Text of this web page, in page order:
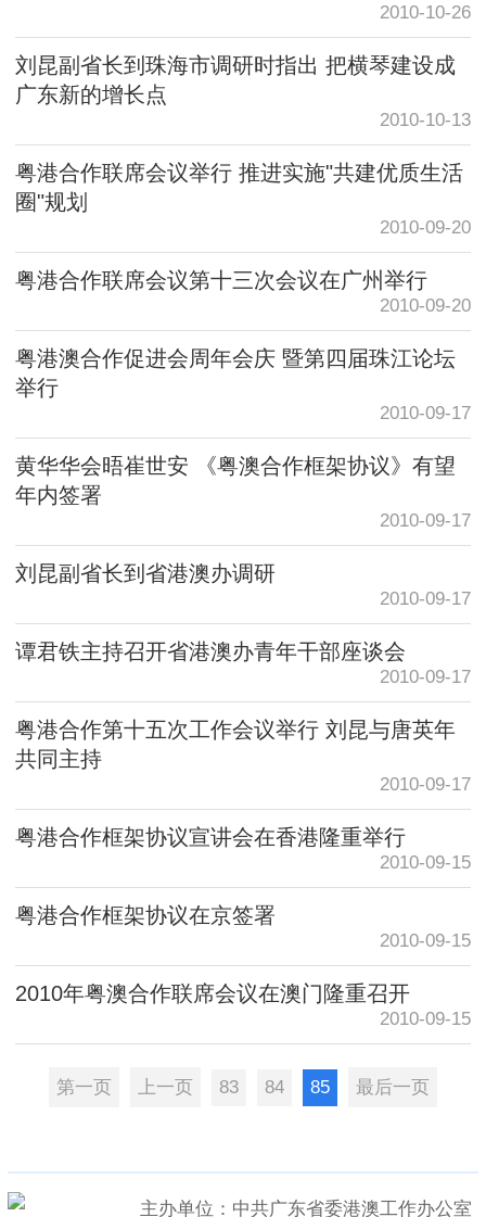
2010-10-26
刘昆副省长到珠海市调研时指出 把横琴建设成
广东新的增长点
2010-10-13
粤港合作联席会议举行 推进实施"共建优质生活
圈"规划
2010-09-20
粤港合作联席会议第十三次会议在广州举行
2010-09-20
粤港澳合作促进会周年会庆 暨第四届珠江论坛
举行
2010-09-17
黄华华会晤崔世安 《粤澳合作框架协议》有望
年内签署
2010-09-17
刘昆副省长到省港澳办调研
2010-09-17
谭君铁主持召开省港澳办青年干部座谈会
2010-09-17
粤港合作第十五次工作会议举行 刘昆与唐英年
共同主持
2010-09-17
粤港合作框架协议宣讲会在香港隆重举行
2010-09-15
粤港合作框架协议在京签署
2010-09-15
2010年粤澳合作联席会议在澳门隆重召开
2010-09-15
第一页 上一页 83 84 85 最后一页
主办单位：中共广东省委港澳工作办公室